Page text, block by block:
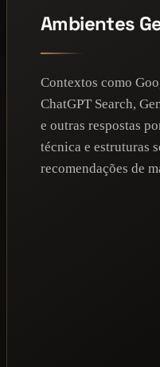
Ambientes
Contextos como
ChatGPT Search,
e outras respostas
técnica e estruturas
recomendações de